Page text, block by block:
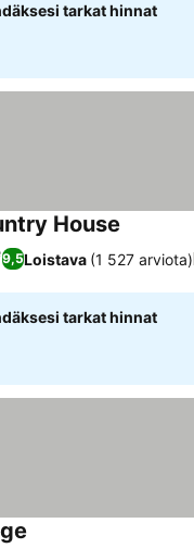
tarkat hinnat
House
9,5Loistava (1 527 arviota)
tarkat hinnat